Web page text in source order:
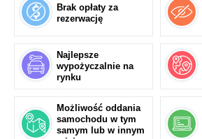
Brak opłaty za
rezerwację
Najlepsze
wypożyczalnie na
rynku
Możliwość oddania
samochodu w tym
samym lub w innym